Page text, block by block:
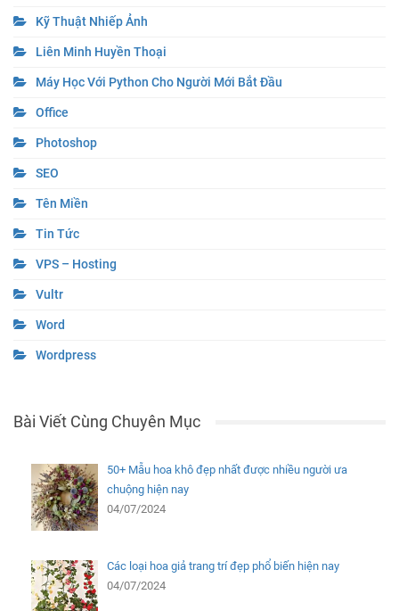
Kỹ Thuật Nhiếp Ảnh
Liên Minh Huyền Thoại
Máy Học Với Python Cho Người Mới Bắt Đầu
Office
Photoshop
SEO
Tên Miền
Tin Tức
VPS – Hosting
Vultr
Word
Wordpress
Bài Viết Cùng Chuyên Mục
50+ Mẫu hoa khô đẹp nhất được nhiều người ưa
chuộng hiện nay
04/07/2024
Các loại hoa giả trang trí đẹp phổ biến hiện nay
04/07/2024